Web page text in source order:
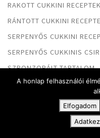
RAKOTT CUKKINI RECEPTEK
RÁNTOTT CUKKINI
SERPENYŐS CUKKINI
SERPENYŐS CUKKINIS
SZPONZORÁLT TARTALOM
TEPSIS CUKKINI RECEPTEK
TÖLTÖTT CUKKINI RECEPTEK
VEGÁN CUKKINI RECEPTEK
A honlap felhasználói
Elfogadom